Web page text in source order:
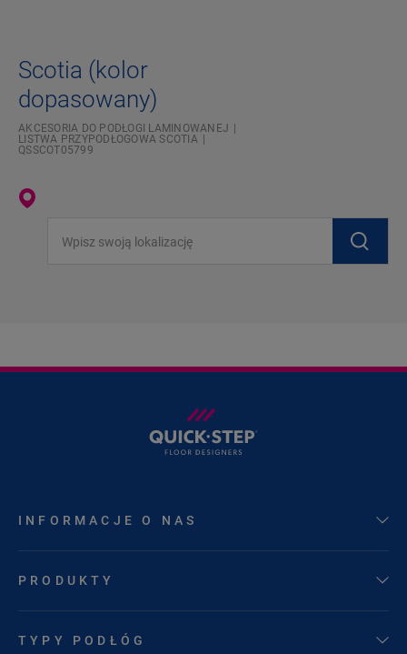
Scotia (kolor
dopasowany)
AKCESORIA DO PODŁOGI LAMINOWANEJ
LISTWA PRZYPODŁOGOWA SCOTIA
QSSCOT05799
INFORMACJE O NAS
PRODUKTY
TYPY PODŁÓG